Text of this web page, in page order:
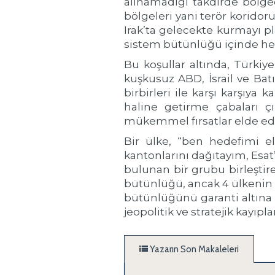
bölgeleri yani terör
Irak’ta gelecekte kurmayı
sistem bütünlüğü içinde
Bu koşullar altında,
kuşkusuz ABD, İsrail ve
birbirleri ile karşı karşıya
haline getirme çabaları
mükemmel fırsatlar elde
Bir ülke, “ben hedefimi
kantonlarını dağıtayım,
bulunan bir grubu
bütünlüğü, ancak 4 ülkenin
bütünlüğünü garanti altına
jeopolitik ve stratejik
Yazarın Son Makaleleri